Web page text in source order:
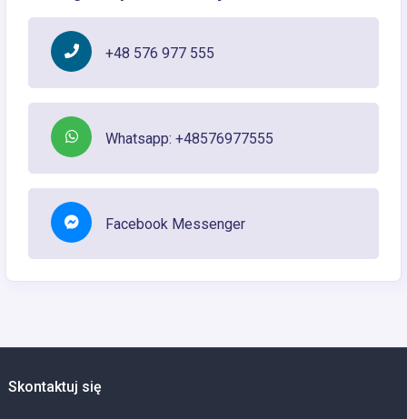
+48 576 977 555
Whatsapp: +48576977555
Facebook Messenger
Skontaktuj się